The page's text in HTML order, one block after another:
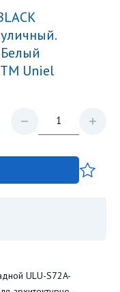
Uniel
ULU-S72A-